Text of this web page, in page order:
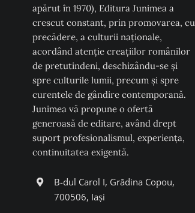
apărut în 1970), Editura Junimea a
crescut constant, prin promovarea, cu
precădere, a culturii naţionale,
acordând atenţie creaţiilor românilor
de pretutindeni, deschizându-se şi
spre culturile lumii, precum şi spre
curentele de gândire contemporană.
Junimea vă propune o ofertă
generoasă de editare, având drept
suport profesionalismul, experiența,
continuitatea exigentă.
B-dul Carol I, Grădina Copou,
700506, Iași